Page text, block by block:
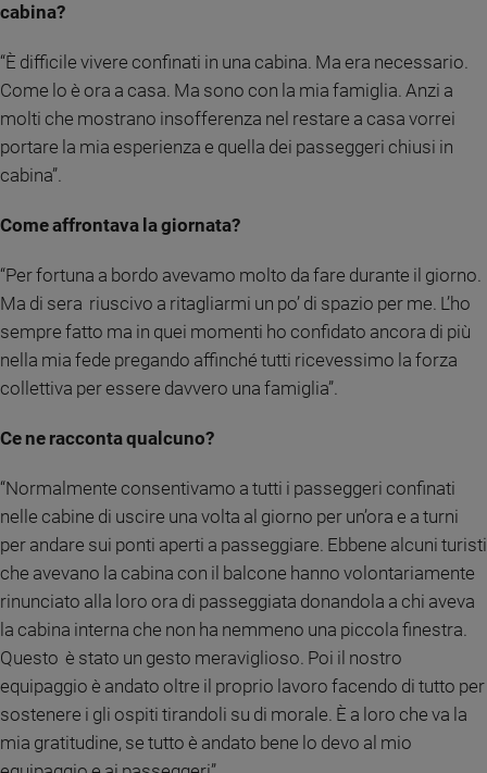
Pubblicità
cabina?
“È difficile vivere confinati in una cabina. Ma era necessario.
Come lo è ora a casa. Ma sono con la mia famiglia. Anzi a
molti che mostrano insofferenza nel restare a casa vorrei
portare la mia esperienza e quella dei passeggeri chiusi in
cabina”.
Come affrontava la giornata?
“Per fortuna a bordo avevamo molto da fare durante il giorno.
Ma di sera riuscivo a ritagliarmi un po’ di spazio per me. L’ho
sempre fatto ma in quei momenti ho confidato ancora di più
nella mia fede pregando affinché tutti ricevessimo la forza
collettiva per essere davvero una famiglia”.
Ce ne racconta qualcuno?
“Normalmente consentivamo a tutti i passeggeri confinati
nelle cabine di uscire una volta al giorno per un’ora e a turni
per andare sui ponti aperti a passeggiare. Ebbene alcuni turisti
che avevano la cabina con il balcone hanno volontariamente
rinunciato alla loro ora di passeggiata donandola a chi aveva
la cabina interna che non ha nemmeno una piccola finestra.
Questo è stato un gesto meraviglioso. Poi il nostro
equipaggio è andato oltre il proprio lavoro facendo di tutto per
sostenere i gli ospiti tirandoli su di morale. È a loro che va la
mia gratitudine, se tutto è andato bene lo devo al mio